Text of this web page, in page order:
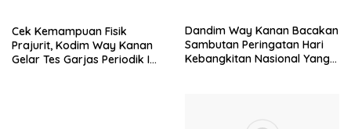
Cek Kemampuan Fisik
Prajurit, Kodim Way Kanan
Gelar Tes Garjas Periodik I
Dandim Way Kanan Bacakan
Sambutan Peringatan Hari
Kebangkitan Nasional Yang